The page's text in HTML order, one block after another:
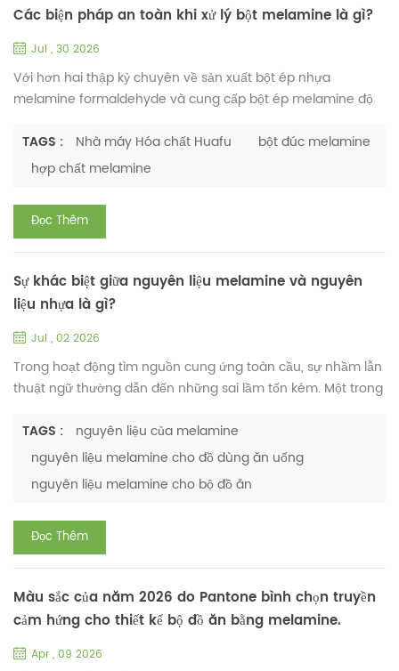
Các biện pháp an toàn khi xử lý bột melamine là gì?
Jul , 30 2026
Với hơn hai thập kỷ chuyên về sản xuất bột ép nhựa
melamine formaldehyde và cung cấp bột ép melamine độ
melamine, Nhà máy Hóa chất Huafu đã thiết lập một bộ tiêu
chuẩn xử lý an toàn hoàn chỉnh đáp ứng các yêu cầu quốc
trường. Bột ép nhựa melamine formaldehyde là gì? Bột ép
nhựa melamine ...
TAGS : Nhà máy Hóa chất Huafu
bột đúc melamine
hợp chất melamine
Đọc Thêm
Sự khác biệt giữa nguyên liệu melamine và nguyên
liệu nhựa là gì?
Jul , 02 2026
Trong hoạt động tìm nguồn cung ứng toàn cầu, sự nhầm lẫn
thuật ngữ thường dẫn đến những sai lầm tốn kém. Một trong
là coi nguyên liệu melamine chỉ là một loại “nhựa” khác. Vậy,
nguyên liệu melamine là gì? Nguyên liệu melamine thường
được hiểu là nhựa melamine-formaldehyde (MF), một
polyme nhiệt rắn tổng hợp. Trong các ứng dụng công
nghiệp, nó...
TAGS :
nguyên liệu của melamine
nguyên liệu melamine cho đồ dùng ăn uống
nguyên liệu melamine cho bộ đồ ăn
Đọc Thêm
Màu sắc của năm 2026 do Pantone bình chọn truyền
cảm hứng cho thiết kế bộ đồ ăn bằng melamine.
Apr , 09 2026